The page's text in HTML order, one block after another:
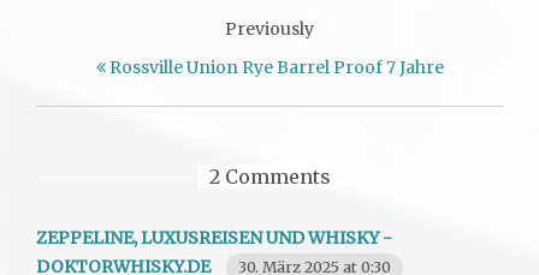
Previously
Rossville Union Rye Barrel Proof 7 Jahre
2 Comments
ZEPPELINE, LUXUSREISEN UND WHISKY -
DOKTORWHISKY.DE
30. März 2025 at 0:30